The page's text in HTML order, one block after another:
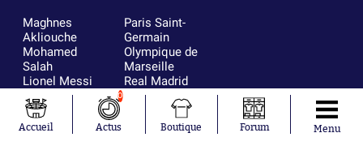
Maghnes
Akliouche
Mohamed
Salah
Lionel Messi
Ferrán Torres
Kilian Corredor
Franco
Paris Saint-
Germain
Olympique de
Marseille
Real Madrid
FIFA
Olympique
lyonnais
Accueil
0
Actus Boutique Forum Menu